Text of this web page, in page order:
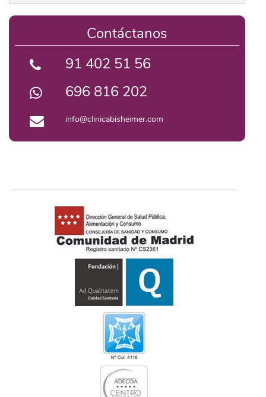
Contáctanos
91 402 51 56
696 816 202
info@clinicabisheimer.com